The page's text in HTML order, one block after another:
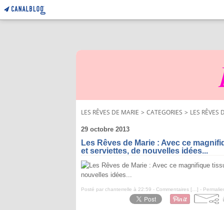
LES RÊVES DE MARIE > CATEGORIES > LES RÊVES
29 octobre 2013
Les Rêves de Marie : Avec ce
et serviettes, de nouvelles idées...
Posté par chanterrelle à 22:59 - Commentaires [ ] -